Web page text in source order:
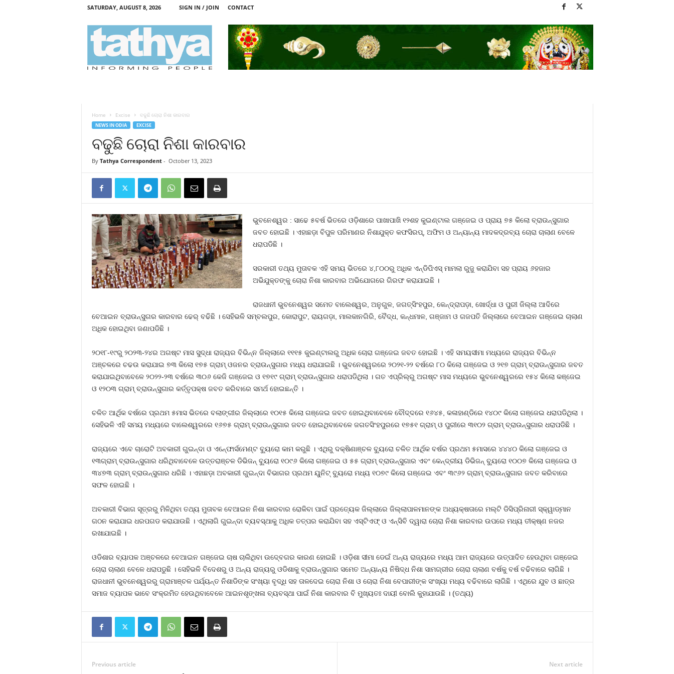
SATURDAY, AUGUST 8, 2026 SIGN IN / JOIN CONTACT
Home Excise ବଢୁଛି ଚୋରା ନିଶା କାରବାର
NEWS IN ODIA EXCISE
ବଢୁଛି ଚୋରା ନିଶା କାରବାର
By Tathya Correspondent- October 13, 2023
ଭୁବନେଶ୍ୱର : ସାଢେ ୫ବର୍ଷ ଭିତରେ ଓଡ଼ିଶାରେ ପାଖାପାଖି ୧୨ଶହ କୁଇଣ୍ଟାଲ ଗଞ୍ଜେଇ ଓ ପ୍ରାୟ ୭୫ କିଲୋ ବ୍ରାଉନ୍‍ସୁଗାର
ଜବତ ହୋଇଛି । ଏହାଛଡ଼ା ବିପୁଳ ପରିମାଣର ନିଶାଯୁକ୍ତ କଫସିରପ୍‍, ଅଫିମ ଓ ଅନ୍ୟାନ୍ୟ ମାଦକଦ୍ରବ୍ୟ ଚୋରା ଚାଲାଣ ବେଳେ
ଧରାପଡିଛି ।
ସରକାରୀ ତଥ୍ୟ ମୁତାବକ ଏହି ସମୟ ଭିତରେ ୪,୮୦୦ରୁ ଅଧିକ ଏନ୍‍ଡିପିଏସ୍‍ ମାମଲା ରୁଜୁ କରାଯିବା ସହ ପ୍ରାୟ ୬ହଜାର
ଅଭିଯୁକ୍ତଙ୍କୁ ଚୋରା ନିଶା କାରବାର ଅଭିଯୋଗରେ ଗିରଫ କରାଯାଇଛି ।
ରାଜଧାନୀ ଭୁବନେଶ୍ୱର ସମେତ ବାଲେଶ୍ୱର, ଅନୁଗୁଳ, ଜଗତ୍‍ସିଂହପୁର, କେନ୍ଦ୍ରାପଡ଼ା, ଖୋର୍ଦ୍ଧା ଓ ପୁରୀ ଜିଲ୍ଲା ଆଦିରେ
ବେଆଇନ ବ୍ରାଉନ୍‍ସୁଗର କାରବାର ଢେର୍‍ ବଢିଛି । ସେହିଭଳି ସମ୍ବଲପୁର, କୋରାପୁଟ, ରାୟଗଡ଼ା, ମାଲକାନଗିରି, ବୈଦ୍ଧ, କନ୍ଧମାଳ, ଗଞ୍ଜାମ ଓ ଗଜପତି ଜିଲ୍ଲାରେ ବେଆଇନ ଗଞ୍ଜେଇ ଚାଲାଣ
ଅଧିକ ହୋଇଥିବା ଜଣାପଡିଛି ।
୨୦୧୮-୧୯ରୁ ୨୦୨୩-୨୪ର ଅଗଷ୍ଟ ମାସ ସୁଦ୍ଧା ରାଜ୍ୟର ବିଭିନ୍ନ ଜିଲ୍ଲାରେ ୧୧୧୫ କୁଇଣ୍ଟାଲରୁ ଅଧିକ ଚୋରା ଗଞ୍ଜେଇ ଜବତ ହୋଇଛି । ଏହି ସମୟସୀମା ମଧ୍ୟରେ ରାଜ୍ୟର ବିଭିନ୍ନ
ଅଞ୍ଚଳରେ ଚଢଉ କରାଯାଇ ୭୩ କିଲୋ ୧୭୫ ଗ୍ରାମ୍‍ ଓଜନର ବ୍ରାଉନ୍‍ସୁଗାର ମଧ୍ୟ ଧରାଯାଇଛି । ଭୁବନେଶ୍ୱରରେ ୨୦୨୧-୨୨ ବର୍ଷରେ ୮୦ କିଲୋ ଗଞ୍ଜେଇ ଓ ୨୧୭ ଗ୍ରାମ୍‍ ବ୍ରାଉନ୍‍ସୁଗାର ଜବତ
କରାଯାଇଥିବାବେଳେ ୨୦୨୨-୨୩ ବର୍ଷରେ ୩୦୬ କେଜି ଗଞ୍ଜେଇ ଓ ୧୭୧୯ ଗ୍ରାମ୍‍ ବ୍ରାଉନ୍‍ସୁଗାର ଧରାପଡିଥିଲା । ଗତ ଏପ୍ରିଲ୍‍ରୁ ଅଗଷ୍ଟ ମାସ ମଧ୍ୟରେ ଭୁବନେଶ୍ୱରରେ ୧୫୪ କିଲୋ କଞ୍ଜେଇ
ଓ ୧୨୦୩ ଗ୍ରାମ୍‍ ବ୍ରାଉନ୍‍ସୁଗାର କର୍ତ୍ତୃପକ୍ଷ ଜବତ କରିବାରେ ସମର୍ଥ ହୋଇଛନ୍ତି ।
ଚଳିତ ଆର୍ଥିକ ବର୍ଷରେ ପ୍ରଥମ ୫ମାସ ଭିତରେ ବଲାଙ୍ଗୀର ଜିଲ୍ଲାରେ ୧୦୧୫ କିଲୋ ଗଞ୍ଜେଇ ଜବତ ହୋଇଥିବାବେଳେ ବୌଦ୍ଦରେ ୧୬୪୫, କଳାହାଣ୍ଡିରେ ୧୪୦୯ କିଲୋ ଗଞ୍ଜେଇ ଧରାପଡିଥିଲା ।
ସେହିଭଳି ଏହି ସମୟ ମଧ୍ୟରେ ବାଲେଶ୍ୱରରେ ୧୬୭୫ ଗ୍ରାମ୍‍ ବ୍ରାଉନ୍‍ସୁଗାର ଜବତ ହୋଇଥିବାବେଳେ ଜଗତସିଂହପୁରରେ ୧୭୫୧ ଗ୍ରାମ୍‍ ଓ ପୁରୀରେ ୩୧୦୨ ଗ୍ରାମ୍‍ ବ୍ରାଉନ୍‍ସୁଗାର ଧରାପଡିଛି ।
ରାଜ୍ୟରେ ଏବେ ଚାରୋଟି ଅବକାରୀ ଗୁଇନ୍ଦା ଓ ଏନ୍‍ଫୋର୍ସମେଣ୍ଟ ବ୍ୟୁରୋ କାମ କରୁଛି । ଏଥିରୁ ଦକ୍ଷିଣାଞ୍ଚଳ ବ୍ୟୁରୋ ଚଳିତ ଆର୍ଥିକ ବର୍ଷର ପ୍ରଥମ ୫ମାସରେ ୪୪୪୦ କିଲୋ ଗଞ୍ଜେଇ ଓ
୧୩ଗ୍ରାମ୍‍ ବ୍ରାଉନ୍‍ସୁଗାର ଧରିଥିବାବେଳେ ଉତ୍ତରାଞ୍ଚଳ ଡିଭିଜନ୍‍ ବ୍ୟୁରୋ ୧୦୯୬ କିଲୋ ଗଞ୍ଜେଇ ଓ ୫୫ ଗ୍ରାମ୍‍ ବ୍ରାଉନ୍‍ସୁଗାର ଏବଂ କେନ୍ଦ୍ରୀୟ ଡିଭିଜନ୍‍ ବ୍ୟୁରୋ ୧୦୦୭ କିଲୋ ଗଞ୍ଜେଇ ଓ
୩୪୭୩ ଗ୍ରାମ୍‍ ବ୍ରାଉନ୍‍ସୁଗାର ଧରିଛି । ଏହାଛଡ଼ା ଅବକାରୀ ଗୁଇନ୍ଦା ବିଭାଗର ପ୍ରଥମ ୟୁନିଟ୍‍ ବ୍ୟୁରୋ ମଧ୍ୟ ୧୦୭୯ କିଲୋ ଗଞ୍ଜେଇ ଏବଂ ୩୯୬୨ ଗ୍ରାମ୍‍ ବ୍ରାଉନ୍‍ସୁଗାର ଜବତ କରିବାରେ
ସଫଳ ହୋଇଛି ।
ଅବକାରୀ ବିଭାଗ ସୂତ୍ରରୁ ମିଳିଥିବା ତଥ୍ୟ ମୁତାବକ ବେଆଇନ ନିଶା କାରବାର ରୋକିବା ପାଇଁ ପ୍ରତ୍ୟେକ ଜିଲ୍ଲାରେ ଜିଲ୍ଲାପାଳମାନଙ୍କ ଅଧ୍ୟକ୍ଷତାରେ ମଲ୍‍ଟି ଡିସିପ୍ରିନାରୀ ସ୍କ୍ୱାଡ୍‍ମାନ
ଗଠନ କରାଯାଇ ଧରପଗଡ କରାଯାଉଛି । ଏଥିଲାଗି ଗୁଇନ୍ଦା ବ୍ୟବସ୍ଥାକୁ ଅଧିକ ତତ୍ପର କରାଯିବା ସହ ଏସ୍‍ଟିଏଫ୍‍ ଓ ଏନ୍‍ସିବି ଦ୍ୱାରା ଚୋରା ନିଶା କାରବାର ଉପରେ ମଧ୍ୟ ତୀକ୍ଷ୍‍ଣ ନଜର
ରଖାଯାଇଛି ।
ଓଡିଶାର ବ୍ୟାପକ ଅଞ୍ଚଳରେ ବେଆଇନ ଗଞ୍ଜେଇ ଚାଷ ଚାଲିଥିବା ଉଦ୍‍ବେଗର କାରଣ ହୋଇଛି । ଓଡ଼ିଶା ସୀମା ଡେଇଁ ଅନ୍ୟ ରାଜ୍ୟରେ ମଧ୍ୟ ଆମ ରାଜ୍ୟରେ ଉତ୍ପାଦିତ ହେଉଥିବା ଗଞ୍ଜେଇ
ଚୋରା ଚାଲାଣ ବେଳେ ଧରାପଡୁଛି । ସେହିଭଳି ବିଦେଶରୁ ଓ ଅନ୍ୟ ରାଜ୍ୟରୁ ଓଡିଶାକୁ ବ୍ରାଉନ୍‍ସୁଗାର ସମେତ ଅନ୍ୟାନ୍ୟ ନିଷିଦ୍ଧ ନିଶା ସାମଗ୍ରୀର ଚୋରା ଚାଲାଣ ବର୍ଷକୁ ବର୍ଷ ବଢିବାରେ ଲାଗିଛି ।
ରାଜଧାନୀ ଭୁବନେଶ୍ୱରରୁ ଗ୍ରାମାଞ୍ଚଳ ପର୍ଯ୍ୟନ୍ତ ନିଶାଡିଙ୍କ ସଂଖ୍ୟା ବୃଦ୍ଧି ସହ ତାଳଦେଇ ଚୋରା ନିଶା ଓ ଚୋରା ନିଶା ବେପାରୀଙ୍କ ସଂଖ୍ୟା ମଧ୍ୟ ବଢିବାରେ ଲାଗିଛି । ଏଥିରେ ଯୁବ ଓ ଛାତ୍ର
ସମାଜ ବ୍ୟାପକ ଭାବେ ସଂକ୍ରମିତ ହେଉଥିବାବେଳେ ଆଇନଶୃଙ୍ଖଳା ବ୍ୟବସ୍ଥା ପାଇଁ ନିଶା କାରବାର ବି ମୁଖ୍ୟତଃ ଦାୟୀ ବୋଲି କୁହାଯାଉଛି । (ତଥ୍ୟ)
Previous article Next article